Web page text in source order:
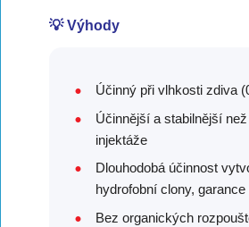
💡 Výhody
Účinný při vlhkosti zdiva
Účinnější a stabilnější
injektáže
Dlouhodobá účinnost
hydrofobní clony,
Bez organických